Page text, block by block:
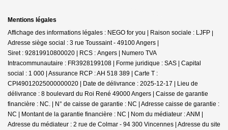
Mentions légales
Affichage des informations légales : NEGO for you | Raison sociale : LJFP |
Adresse siège social : 3 rue Toussaint - 49100 Angers |
Siret : 92819910800020 | RCS : Angers | Numero TVA
Intracommunautaire : FR3928199108 | Forme juridique : SAS | Capital
social : 1 000 | Assurance RCP : AH 518 389 | Carte T :
CPI49012025000000020 | Date de délivrance : 2025-12-17 | Lieu de
délivrance : 8 boulevard du Roi René 49000 Angers | Caisse de garantie
financière : NC. | N° de caisse de garantie : NC | Adresse caisse de garantie :
NC | Montant de la garantie financière : NC | Nom du médiateur : ANM |
Adresse du médiateur : 2 rue de Colmar - 94 300 Vincennes | Adresse du site